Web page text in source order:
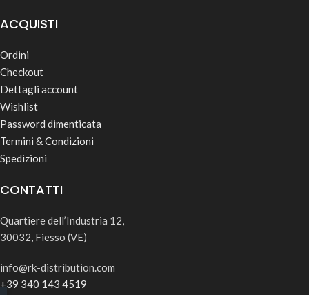
ACQUISTI
Ordini
Checkout
Dettagli account
Wishlist
Password dimenticata
Termini & Condizioni
Spedizioni
CONTATTI
Quartiere dell’Industria 12,
30032, Fiesso (VE)
info@rk-distribution.com
+39 340 143 4519